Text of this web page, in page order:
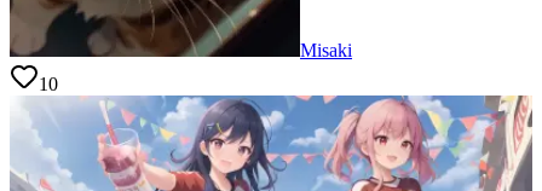
Misaki
10